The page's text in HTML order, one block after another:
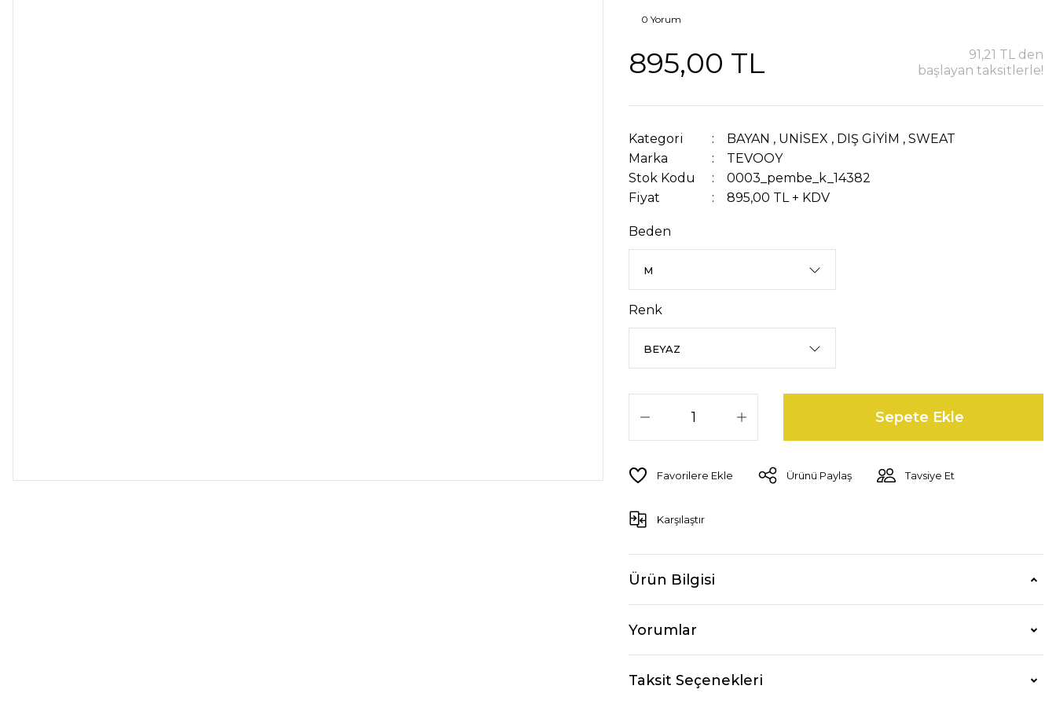
0 Yorum
895,00 TL
91,21 TL den
başlayan taksitlerle!
Kategori BAYAN , UNİSEX , DIŞ GİYİM , SWEAT
Marka
TEVOOY
Stok Kodu
0003_pembe_k_14382
Fiyat
895,00 TL + KDV
Beden
Renk
Sepete Ekle
Ürünü Paylaş Tavsiye Et
Karşılaştır
Ürün Bilgisi
Yorumlar
Taksit Seçenekleri